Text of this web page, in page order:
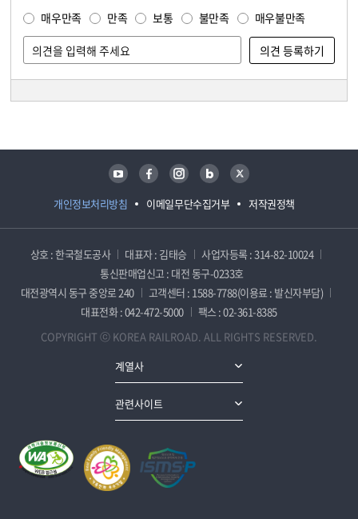
매우만족 만족 보통 불만족 매우불만족
개인정보처리방침 이메일무단수집거부 저작권정책
유튜브 페이스북 인스타그램 블로그 트위터
상호 : 한국철도공사 대표자 : 김태승
사업자등록 : 314-82-10024
통신판매업신고 : 대전 동구-0233호
대전광역시 동구 중앙로 240
고객센터 : 1588-7788(이용료 : 발신자부담)
대표전화 : 042-472-5000
팩스 : 02-361-8385
COPYRIGHT ⓒ KOREA RAILROAD. ALL RIGHTS RESERVED.
계열사
관련사이트